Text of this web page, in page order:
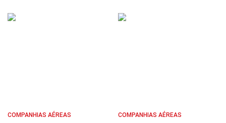
COMPANHIAS AÉREAS
COMPANHIAS AÉREAS